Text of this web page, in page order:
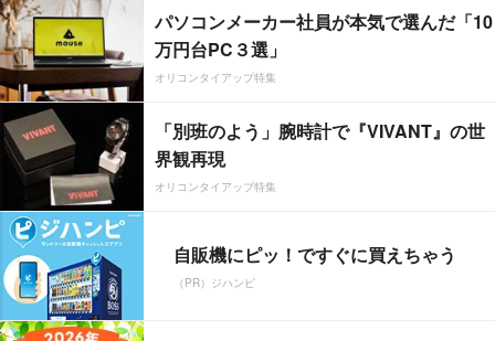
パソコンメーカー社員が本気で選んだ「10
万円台PC３選」
オリコンタイアップ特集
「別班のよう」腕時計で『VIVANT』の世
界観再現
オリコンタイアップ特集
自販機にピッ！ですぐに買えちゃう
（PR）ジハンピ